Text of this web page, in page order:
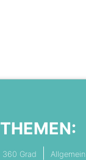
THEMEN:
360 Grad Allgemein